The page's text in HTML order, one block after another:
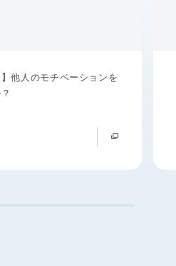
】他人のモチベーションを